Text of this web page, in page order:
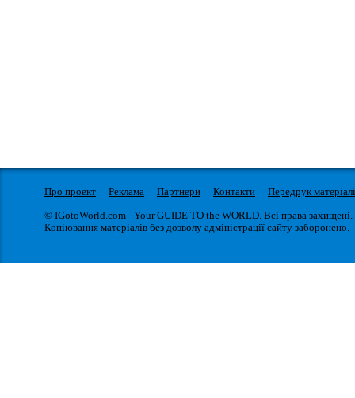
Про проект Реклама Партнери Контакти
Передрук
© IGotoWorld.com - Your GUIDE TO the WORLD. Всі права захищені.
Копіювання матеріалів без дозволу адміністрації сайту заборонено.